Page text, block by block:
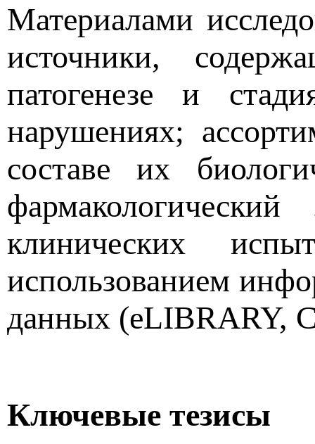
Материалами
источники,
патогенезе и
нарушениях;
составе их
клинических
использованием
данных (eLIBRARY,
Ключевые тезисы